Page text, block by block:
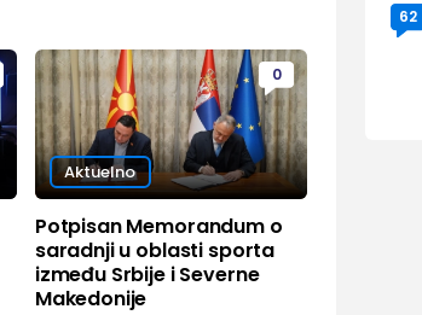
0
Aktuelno
Potpisan Memorandum o
saradnji u oblasti sporta
između Srbije i Severne
Makedonije
62